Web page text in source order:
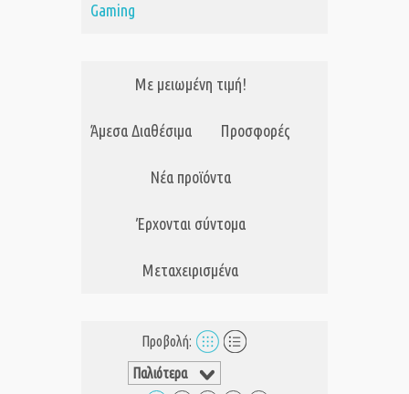
Gaming
Με μειωμένη τιμή!
Άμεσα Διαθέσιμα Προσφορές
Νέα προϊόντα
Έρχονται σύντομα
Μεταχειρισμένα
Προβολή: